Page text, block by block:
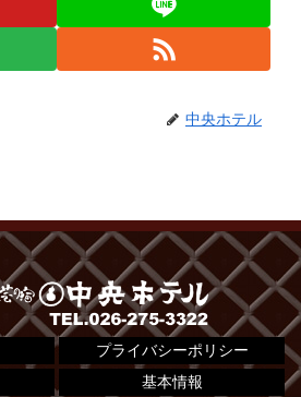
中央ホテル
プライバシーポリシー
基本情報